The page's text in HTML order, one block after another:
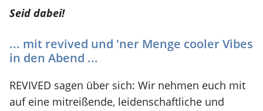
Seid dabei!
... mit revived und 'ner Menge cooler Vibes
in den Abend ...
REVIVED sagen über sich: Wir nehmen euch mit
auf eine mitreißende, leidenschaftliche und